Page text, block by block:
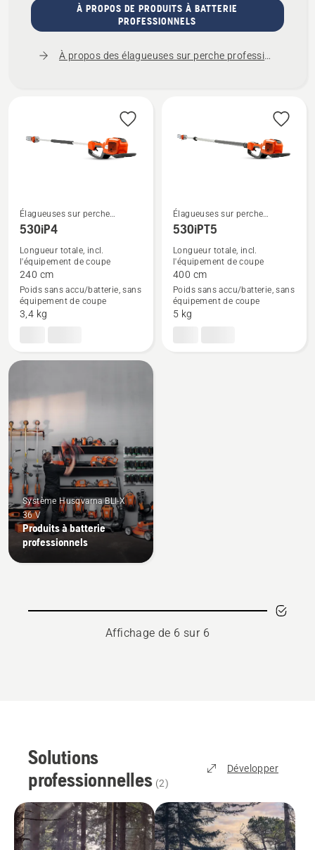
À PROPOS DE PRODUITS À BATTERIE
PROFESSIONNELS
À propos des élagueuses sur perche professionnelles
Voir
plus
de
détails
sur
530iP4
Élagueuses sur perche
professionnelles
530iP4
Longueur totale, incl.
l'équipement de coupe
240 cm
Poids sans accu/batterie, sans
équipement de coupe
3,4 kg
Voir
plus
de
détails
sur
530iPT5
Élagueuses sur perche
professionnelles
530iPT5
Longueur totale, incl.
l'équipement de coupe
400 cm
Poids sans accu/batterie, sans
équipement de coupe
5 kg
Système Husqvarna BLI-X
36 V
Produits à batterie
professionnels
Affichage de 6 sur 6
Solutions
professionnelles (2)
Développer